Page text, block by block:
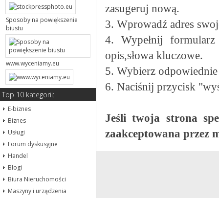
Sposoby na powiększenie
biustu
www.wyceniamy.eu
Top 10 kategorii:
E-biznes
Biznes
Usługi
Forum dyskusyjne
Handel
Blogi
Biura Nieruchomości
Maszyny i urządzenia
zasugeruj nową.
3. Wprowadź adres
4. Wypełnij
opis,słowa kluczowe.
5. Wybierz
6. Naciśnij przycisk
Jeśli twoja strona
zaakceptowana przez